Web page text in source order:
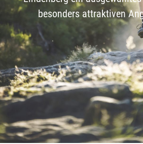
besonders attraktiven